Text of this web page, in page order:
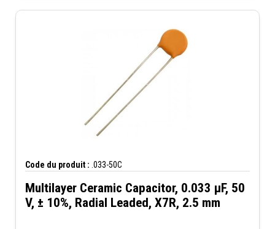
Code du produit : .033-50C
Multilayer Ceramic Capacitor, 0.033 µF, 50
V, ± 10%, Radial Leaded, X7R, 2.5 mm